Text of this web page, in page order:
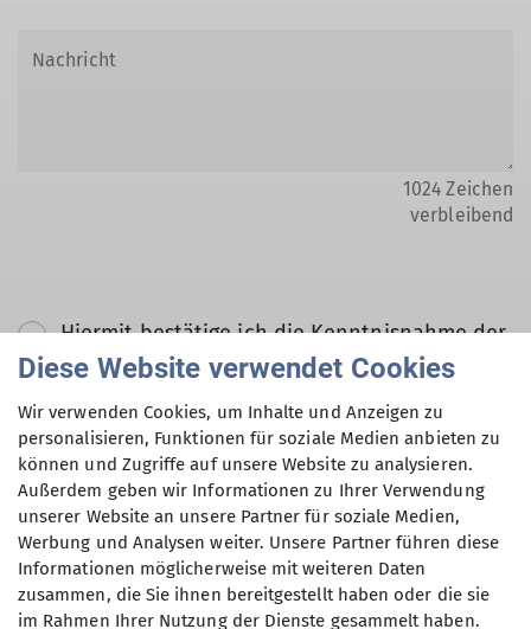
1024 Zeichen
verbleibend
Hiermit bestätige ich die Kenntnisnahme der
Datenschutzerklärung *
Hiermit erkläre ich mich einverstanden, dass
meine in das Kontaktformular eingegebenen
Daten elektronisch gesichert und zum Zweck
der Kontaktaufnahme verarbeitet und
genutzt werden. Mir ist bekannt, dass ich
meine Einwilligung jederzeit wiederrufen
kann. *
Diese Website verwendet Cookies
Wir verwenden Cookies, um Inhalte und Anzeigen zu
personalisieren, Funktionen für soziale Medien anbieten zu
können und Zugriffe auf unsere Website zu analysieren.
Außerdem geben wir Informationen zu Ihrer Verwendung
unserer Website an unsere Partner für soziale Medien,
Werbung und Analysen weiter. Unsere Partner führen diese
Informationen möglicherweise mit weiteren Daten
zusammen, die Sie ihnen bereitgestellt haben oder die sie
im Rahmen Ihrer Nutzung der Dienste gesammelt haben.